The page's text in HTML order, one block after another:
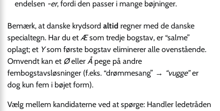
endelsen -er, fordi den passer i mange bøjninger.
Bemærk, at danske krydsord altid regner med de danske
specialtegn. Har du etÆsom tredje bogstav, er “salme”
oplagt; et Ysom første bogstav eliminerer alle ovenstående.
Omvendt kan et Øeller Å pege på andre
fembogstavsløsninger (f.eks. “drømmesang” → “vugge”er
dog kun fem i bøjet form).
Vælg mellem kandidaterne ved at spørge: Handler ledetråden